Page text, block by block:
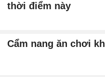
thời điểm này
Cẩm nang ăn chơi